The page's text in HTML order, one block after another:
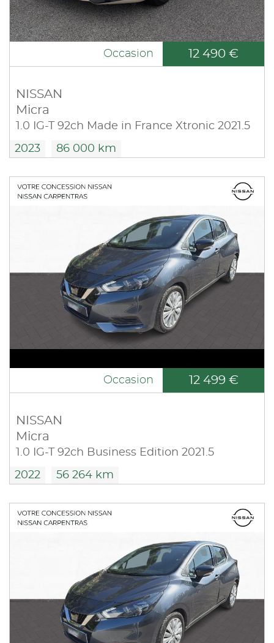
Occasion 12 490 €
NISSAN
Micra
1.0 IG-T 92ch Made in France Xtronic 2021.5
2023 86 000 km
Occasion 12 499 €
NISSAN
Micra
1.0 IG-T 92ch Business Edition 2021.5
2022 56 264 km